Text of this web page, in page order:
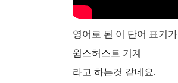
영어로 된 이 단어 표기가
윔스허스트 기계
라고 하는것 같네요.